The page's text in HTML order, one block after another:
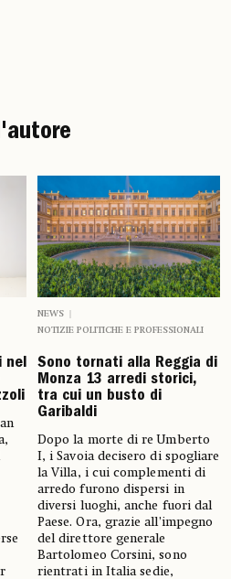
nel
NEWS
NOTIZIE POLITICHE E PROFESSIONALI
Sono tornati alla Reggia di
Monza 13 arredi storici,
tra cui un busto di
Garibaldi
Dopo la morte di re Umberto
I, i Savoia decisero di spogliare
la Villa, i cui complementi di
arredo furono dispersi in
diversi luoghi, anche fuori dal
Paese. Ora, grazie all’impegno
del direttore generale
Bartolomeo Corsini, sono
rientrati in Italia sedie,